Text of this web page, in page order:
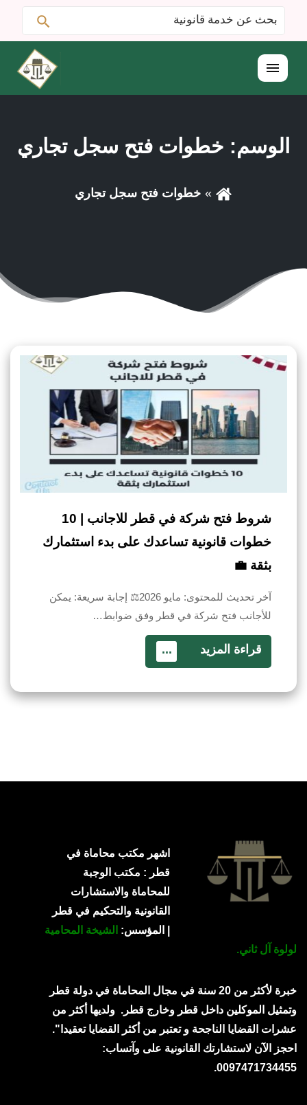
البحث
عن:
القائمة
الوسم: خطوات فتح سجل تجاري
خطوات فتح سجل تجاري
شروط فتح شركة في قطر للاجانب | 10
خطوات قانونية تساعدك على بدء استثمارك
بثقة 💼
آخر تحديث للمحتوى: مايو 2026⚖️ إجابة سريعة: يمكن
للأجانب فتح شركة في قطر وفق ضوابط…
قراءة المزيد ...
اشهر مكتب محاماة في
قطر : مكتب الوجبة
للمحاماة والاستشارات
القانونية والتحكيم في قطر
| المؤسس: الشيخة المحامية
لولوة آل ثاني.
خبرة لأكثر من 20 سنة في مجال المحاماة في دولة قطر
وتمثيل الموكلين داخل قطر وخارج قطر. ولديها أكثر من
عشرات القضايا الناجحة و تعتبر من أكثر القضايا تعقيدا".
احجز الآن لاستشارتك القانونية على وآتساب:
0097471734455.